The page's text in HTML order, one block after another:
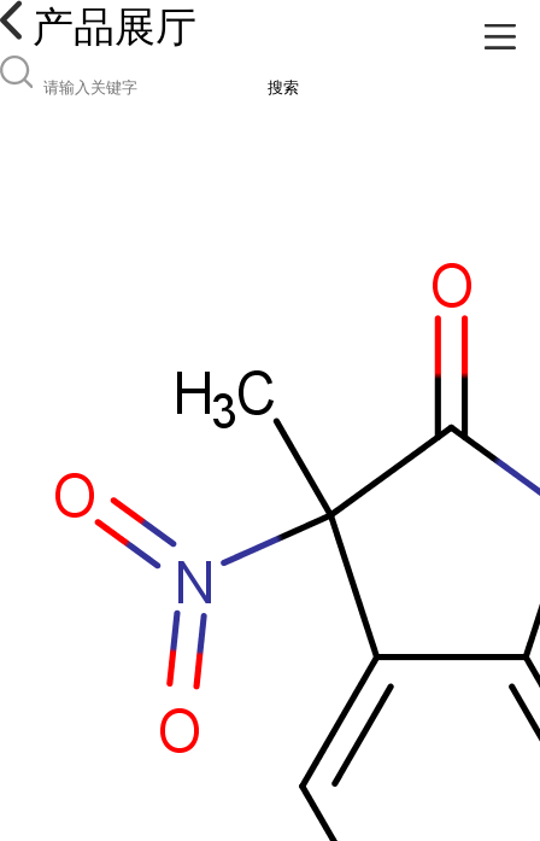
产品展厅
搜索